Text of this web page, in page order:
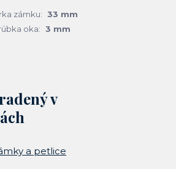
zámku:
33 mm
oka:
3 mm
v
a petlice